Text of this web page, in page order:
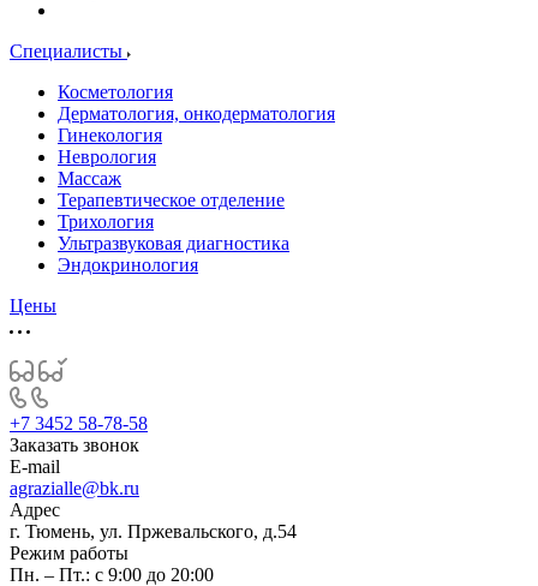
Специалисты
Косметология
Дерматология, онкодерматология
Гинекология
Неврология
Массаж
Терапевтическое отделение
Трихология
Ультразвуковая диагностика
Эндокринология
Цены
+7 3452 58-78-58
Заказать звонок
E-mail
agrazialle@bk.ru
Адрес
г. Тюмень, ул. Пржевальского, д.54
Режим работы
Пн. – Пт.: с 9:00 до 20:00